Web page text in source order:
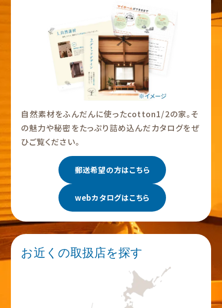
自然素材をふんだんに使ったcotton1/2の家。そ
の魅力や秘密をたっぷり詰め込んだカタログをぜ
ひご覧ください。
郵送希望の方はこちら
webカタログはこちら
お近くの取扱店を探す